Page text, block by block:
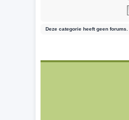
Deze categorie heeft geen forums.